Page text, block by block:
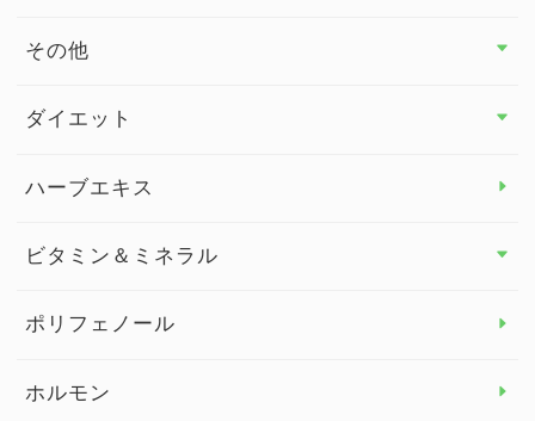
その他
その他 トップ
健康セミナー
ダイエット
ダイエット トップ
ハーブエキス
ビタミン＆ミネラル
ビタミン＆ミネラル トップ
ポリフェノール
ホルモン